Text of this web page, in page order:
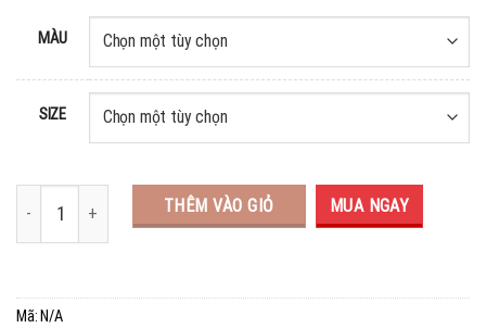
MÀU
SIZE
THÊM VÀO GIỎ MUA NGAY
Mã: N/A